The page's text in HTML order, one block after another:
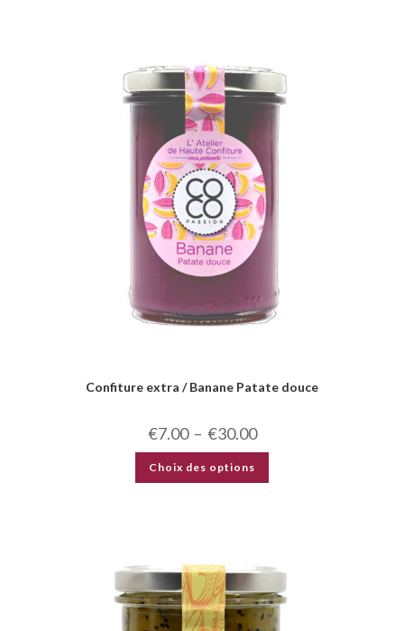
Confiture extra / Banane Patate douce
€7.00 – €30.00
Choix des options